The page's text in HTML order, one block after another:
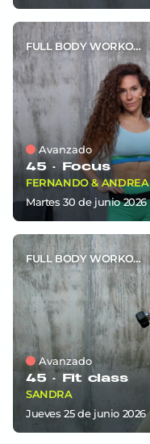
FULL BODY WORKOUT
Avanzado
45 · Focus
FERNANDO & ANDREA
martes 30 de junio 2026
FULL BODY WORKOUT
Avanzado
45 · Fit class
SANDRA
jueves 25de junio 2026